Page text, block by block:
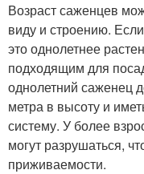
Возраст саженцев
виду и строению.
это однолетнее
подходящим для
однолетний саженец
метра в высоту и
систему. У более
могут разрушаться,
приживаемости.